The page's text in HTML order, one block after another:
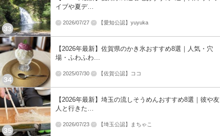
イブや夏デ…
2026/07/27 【愛知公認】yuyuka
【2026年最新】佐賀県のかき氷おすすめ8選｜人気・穴
場・ふわふわ…
2025/07/30 【佐賀公認】ココ
【2026年最新】埼玉の流しそうめんおすすめ8選｜彼や友
人と行きた…
2026/07/23 【埼玉公認】まちゃこ